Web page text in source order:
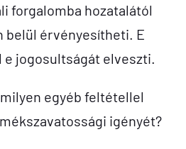
forgalomba hozatalától
belül érvényesítheti. E
jogosultságát elveszti.
egyéb feltétellel
igényét?